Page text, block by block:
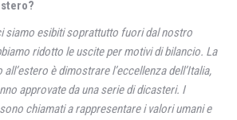
siamo esibiti soprattutto fuori dal nostro
ridotto le uscite per motivi di bilancio. La
è dimostrare l’eccellenza dell’Italia,
approvate da una serie di dicasteri. I
chiamati a rappresentare i valori umani e